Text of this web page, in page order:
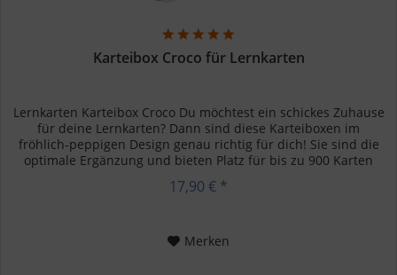
Karteibox Croco für Lernkarten
Lernkarten Karteibox Croco Du möchtest ein schickes Zuhause
für deine Lernkarten? Dann sind diese Karteiboxen im
fröhlich-peppigen Design genau richtig für dich! Sie sind die
optimale Ergänzung und bieten Platz für bis zu 900 Karten
17,90 € *
Merken